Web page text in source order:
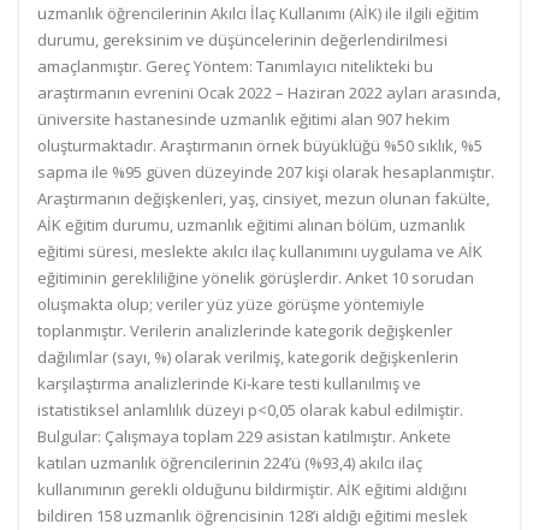
uzmanlık öğrencilerinin Akılcı İlaç Kullanımı (AİK) ile ilgili eğitim
durumu, gereksinim ve düşüncelerinin değerlendirilmesi
amaçlanmıştır. Gereç Yöntem: Tanımlayıcı nitelikteki bu
araştırmanın evrenini Ocak 2022 – Haziran 2022 ayları arasında,
üniversite hastanesinde uzmanlık eğitimi alan 907 hekim
oluşturmaktadır. Araştırmanın örnek büyüklüğü %50 sıklık, %5
sapma ile %95 güven düzeyinde 207 kişi olarak hesaplanmıştır.
Araştırmanın değişkenleri, yaş, cinsiyet, mezun olunan fakülte,
AİK eğitim durumu, uzmanlık eğitimi alınan bölüm, uzmanlık
eğitimi süresi, meslekte akılcı ilaç kullanımını uygulama ve AİK
eğitiminin gerekliliğine yönelik görüşlerdir. Anket 10 sorudan
oluşmakta olup; veriler yüz yüze görüşme yöntemiyle
toplanmıştır. Verilerin analizlerinde kategorik değişkenler
dağılımlar (sayı, %) olarak verilmiş, kategorik değişkenlerin
karşılaştırma analizlerinde Ki-kare testi kullanılmış ve
istatistiksel anlamlılık düzeyi p<0,05 olarak kabul edilmiştir.
Bulgular: Çalışmaya toplam 229 asistan katılmıştır. Ankete
katılan uzmanlık öğrencilerinin 224’ü (%93,4) akılcı ilaç
kullanımının gerekli olduğunu bildirmiştir. AİK eğitimi aldığını
bildiren 158 uzmanlık öğrencisinin 128’i aldığı eğitimi meslek